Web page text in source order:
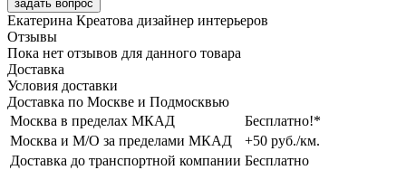
задать вопрос
Екатерина Креатова дизайнер интерьеров
Отзывы
Пока нет отзывов для данного товара
Доставка
Условия доставки
Доставка по Москве и Подмосквью
Москва в пределах МКАД
Бесплатно!*
Москва и М/О за пределами МКАД
+50 руб./км.
Доставка до транспортной компании Бесплатно